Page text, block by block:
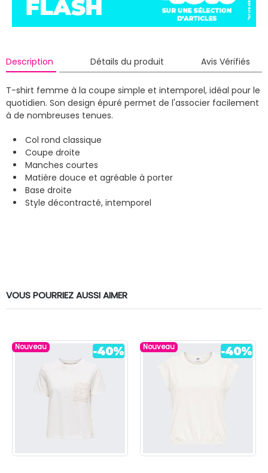
Description Détails du produit Avis Vérifiés
T-shirt femme à la coupe simple et intemporel, idéal pour le
quotidien. Son design épuré permet de l'associer facilement
à de nombreuses tenues.
Col rond classique
Coupe droite
Manches courtes
Matière douce et agréable à porter
Base droite
Style décontracté, intemporel
VOUS POURRIEZ AUSSI AIMER
Nouveau Nouveau